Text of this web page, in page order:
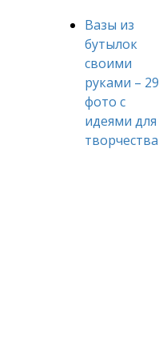
Вазы из
бутылок
своими
руками – 29
фото с
идеями для
творчества